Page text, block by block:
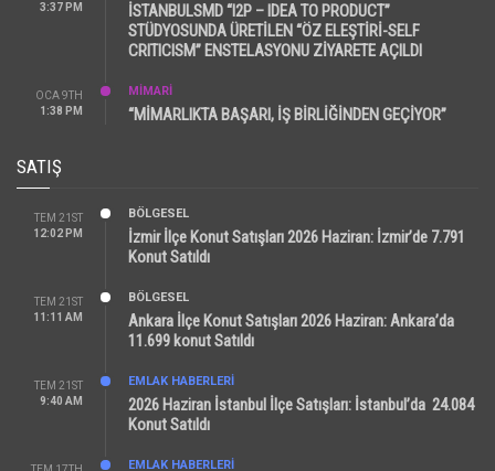
3:37 PM
İSTANBULSMD “I2P – IDEA TO PRODUCT”
STÜDYOSUNDA ÜRETİLEN “ÖZ ELEŞTİRİ-SELF
CRITICISM” ENSTELASYONU ZİYARETE AÇILDI
OCA 9TH
1:38 PM
MİMARİ
“MİMARLIKTA BAŞARI, İŞ BİRLİĞİNDEN GEÇİYOR”
SATIŞ
TEM 21ST
12:02 PM
BÖLGESEL
İzmir İlçe Konut Satışları 2026 Haziran: İzmir’de 7.791
Konut Satıldı
TEM 21ST
11:11 AM
BÖLGESEL
Ankara İlçe Konut Satışları 2026 Haziran: Ankara’da
11.699 konut Satıldı
TEM 21ST
9:40 AM
EMLAK HABERLERI
2026 Haziran İstanbul İlçe Satışları: İstanbul’da 24.084
Konut Satıldı
EMLAK HABERLERI